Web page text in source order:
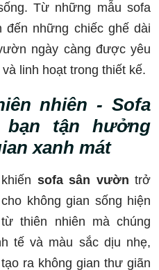
Từ những mẫu sofa
những chiếc ghế dài
ngày càng được yêu
linh hoạt trong thiết kế.
nhiên - Sofa
tận hưởng
xanh mát
sofa sân vườn trở
không gian sống hiện
thiên nhiên mà chúng
tế và màu sắc dịu nhẹ,
ra không gian thư giãn